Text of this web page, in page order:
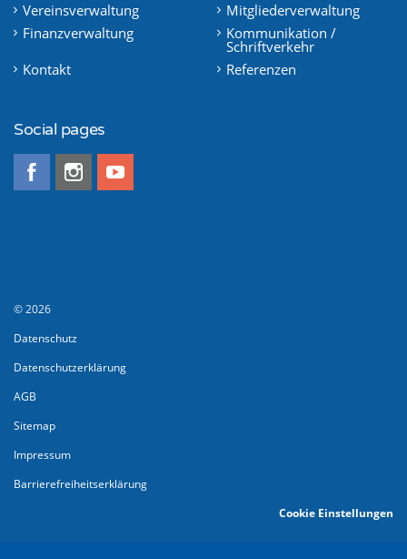
Vereinsverwaltung
Mitgliederverwaltung
Finanzverwaltung
Kommunikation /
Schriftverkehr
Kontakt
Referenzen
Social pages
© 2026
Datenschutz
Datenschutzerklärung
AGB
Sitemap
Impressum
Barrierefreiheitserklärung
Cookie Einstellungen